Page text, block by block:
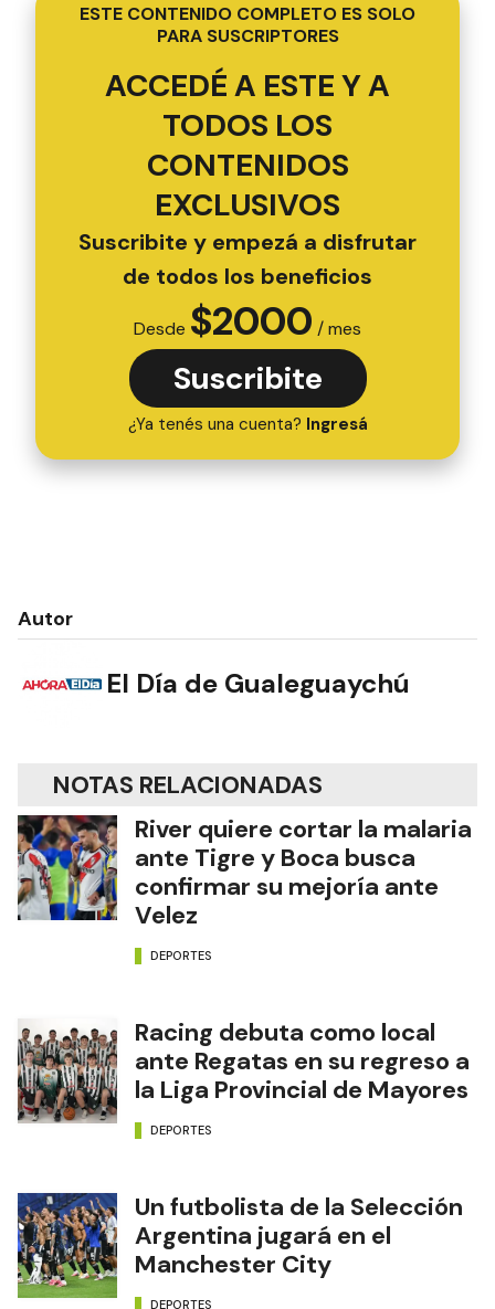
ESTE CONTENIDO COMPLETO ES SOLO
PARA SUSCRIPTORES
ACCEDÉ A ESTE Y A
TODOS LOS
CONTENIDOS
EXCLUSIVOS
Suscribite y empezá a disfrutar
de todos los beneficios
Desde $2000 / mes
Suscribite
¿Ya tenés una cuenta? Ingresá
Autor
El Día de Gualeguaychú
NOTAS RELACIONADAS
River quiere cortar la malaria
ante Tigre y Boca busca
confirmar su mejoría ante
Velez
DEPORTES
Racing debuta como local
ante Regatas en su regreso a
la Liga Provincial de Mayores
DEPORTES
Un futbolista de la Selección
Argentina jugará en el
Manchester City
DEPORTES